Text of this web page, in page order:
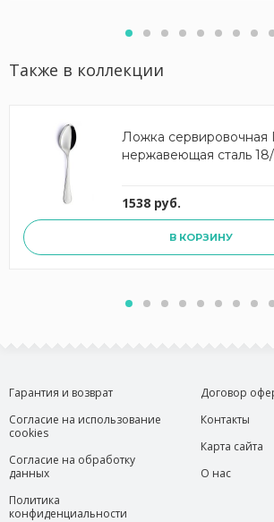
Также в коллекции
Ложка сервировочная
нержавеющая сталь
1538 руб.
В КОРЗИНУ
Гарантия и возврат
Согласие на использование
cookies
Согласие на обработку
данных
Политика
конфиденциальности
Договор
Контакты
Карта сайта
О нас